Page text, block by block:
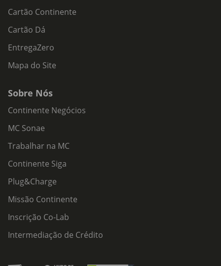
Cartão Continente
Cartão Dá
EntregaZero
Mapa do Site
Sobre Nós
Continente Negócios
MC Sonae
Trabalhar na MC
Continente Siga
Plug&Charge
Missão Continente
Inscrição Co-Lab
Intermediação de Crédito